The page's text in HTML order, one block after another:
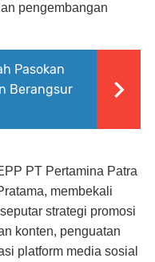
pengembangan
Pasokan
Berangsur
PT Pertamina Patra
membekali
strategi promosi
konten, penguatan
platform media sosial